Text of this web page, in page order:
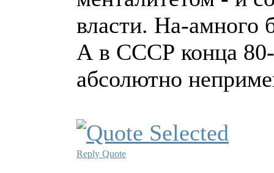
власти. На-амного
А в СССР конца
абсолютно
Reply Quote